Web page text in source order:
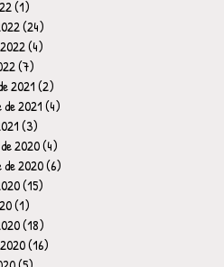
(1)
(24)
(4)
(7)
2021(2)
2021(4)
(3)
2020(4)
2020(6)
(15)
(1)
(18)
(16)